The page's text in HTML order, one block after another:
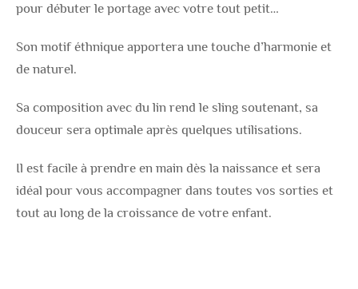
pour débuter le portage avec votre tout petit…
Son motif éthnique apportera une touche d’harmonie et
de naturel.
Sa composition avec du lin rend le sling soutenant, sa
douceur sera optimale après quelques utilisations.
Il est facile à prendre en main dès la naissance et sera
idéal pour vous accompagner dans toutes vos sorties et
tout au long de la croissance de votre enfant.